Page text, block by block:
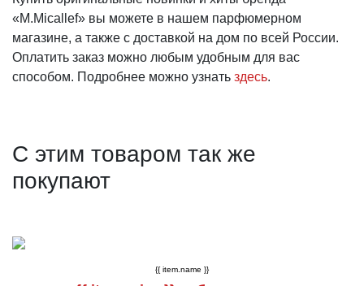
«M.Micallef» вы можете в нашем парфюмерном
магазине, а также с доставкой на дом по всей России.
Оплатить заказ можно любым удобным для вас
способом. Подробнее можно узнать здесь.
С этим товаром так же
покупают
{{ item.name }}